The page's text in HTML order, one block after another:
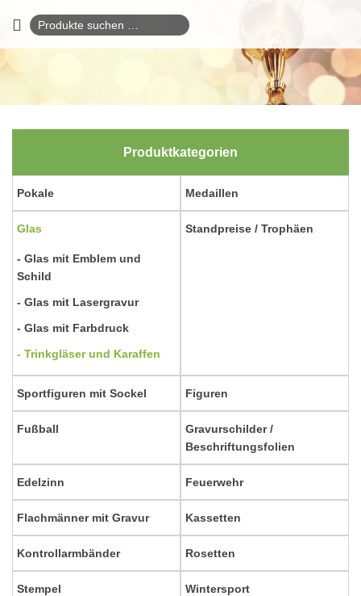
Suchen
nach:
Produktkategorien
Pokale Medaillen
Glas
Glas mit Emblem und
Schild
Glas mit Lasergravur
Glas mit Farbdruck
Trinkgläser und Karaffen
Standpreise / Trophäen
Sportfiguren mit Sockel Figuren
Fußball
Gravurschilder /
Beschriftungsfolien
Edelzinn Feuerwehr
Flachmänner mit Gravur Kassetten
Kontrollarmbänder Rosetten
Stempel Wintersport